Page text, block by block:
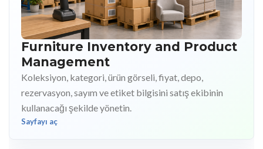
Furniture Inventory and Product
Management
Koleksiyon, kategori, ürün görseli, fiyat, depo,
rezervasyon, sayım ve etiket bilgisini satış ekibinin
kullanacağı şekilde yönetin.
Sayfayı aç